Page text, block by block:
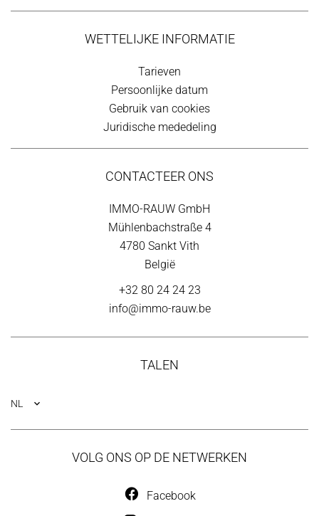
WETTELIJKE INFORMATIE
Tarieven
Persoonlijke datum
Gebruik van cookies
Juridische mededeling
CONTACTEER ONS
IMMO-RAUW GmbH
Mühlenbachstraße 4
4780 Sankt Vith
België
+32 80 24 24 23
info@immo-rauw.be
TALEN
NL
VOLG ONS OP DE NETWERKEN
Facebook